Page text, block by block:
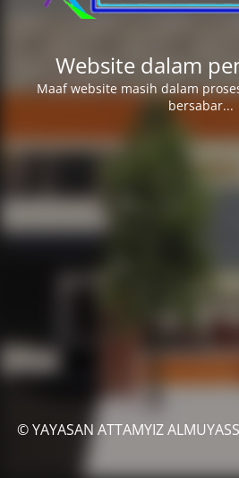
Website dalam
Maaf website masih dalam
bersabar...
© YAYASAN ATTAMYIZ